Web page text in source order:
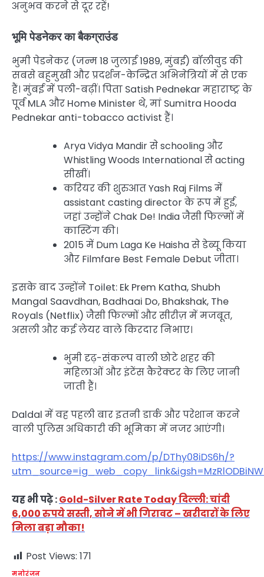
अनुभव करने से दूर रहें!
भूमि पेडनेकर का बैकग्राउंड
भुमी पेडनेकर (जन्म 18 जुलाई 1989, मुंबई) बॉलीवुड की
सबसे बहुमुखी और प्रदर्शन-केन्द्रित अभिनेत्रियों में से एक
हैं। मुंबई में पली-बढ़ीं। पिता Satish Pednekar महाराष्ट्र के
पूर्व MLA और Home Minister थे, मां Sumitra Hooda
Pednekar anti-tobacco activist हैं।
Arya Vidya Mandir से schooling और
Whistling Woods International से acting
सीखीं।
करियर की शुरुआत Yash Raj Films में
assistant casting director के रूप में हुई,
जहां उन्होंने Chak De! India जैसी फिल्मों में
कास्टिंग की।
2015 में Dum Laga Ke Haisha से डेब्यू किया
और Filmfare Best Female Debut जीता।
इसके बाद उन्होंने Toilet: Ek Prem Katha, Shubh
Mangal Saavdhan, Badhaai Do, Bhakshak, The
Royals (Netflix) जैसी फिल्मों और सीरीज़ में मजबूत,
असली और कई लेयर वाले किरदार निभाए।
भुमी दृढ़-संकल्प वाली छोटे शहर की
महिलाओं और इंटेंस कैरेक्टर के लिए जानी
जाती हैं।
Daldal में वह पहली बार इतनी डार्क और परेशान करने
वाली पुलिस अधिकारी की भूमिका में नजर आएंगी।
https://www.instagram.com/p/DThy08iDS6h/?
यह भी पढ़े :Gold-Silver Rate Today दिल्ली: चांदी
6,000 रुपये सस्ती, सोने में भी गिरावट – खरीदारों के लिए
मिला बड़ा मौका!
Post Views: 171
मनोरंजन